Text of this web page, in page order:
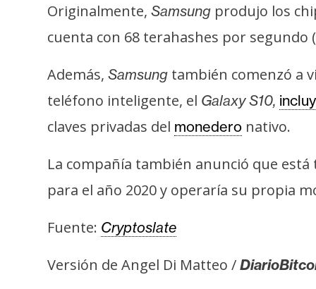
s
i
N
o
a
s
e
r
Originalmente, Samsung produjo los
cuenta con 68 terahashes por
Además, Samsung también comenzó a
teléfono inteligente, el Galaxy S10,
claves privadas del monedero nativo.
La compañía también anunció que
para el año 2020 y operaría su propia
Fuente: Cryptoslate
Versión de Angel Di Matteo /